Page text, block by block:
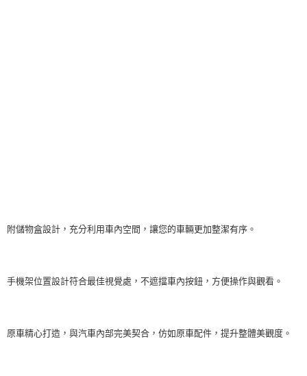
附儲物盒設計，充分利用車內空間，讓您的車輛更加整潔有序。
手機架位置設計符合最佳視覺處，不遮擋車內按鈕，方便操作與觀看。
原車精心打造，與汽車內部完美契合，仿如原車配件，提升整體美觀度。